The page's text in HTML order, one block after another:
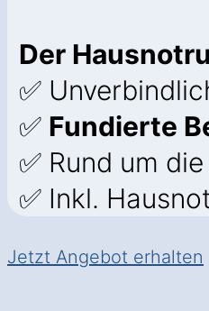
Der
✅
✅ Fundierte
✅ Rund um
✅ Inkl.
Jetzt Angebot erhalten